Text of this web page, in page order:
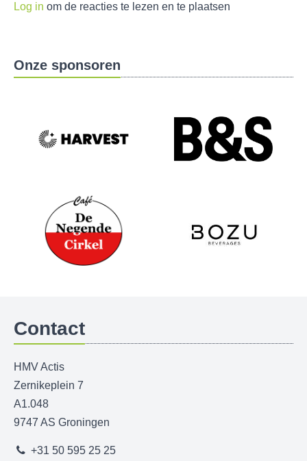
Log in om de reacties te lezen en te plaatsen
Onze sponsoren
Contact
HMV Actis
Zernikeplein 7
A1.048
9747 AS Groningen
+31 50 595 25 25